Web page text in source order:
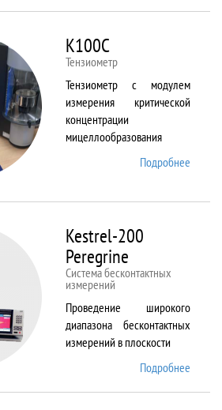
K100C
Тензиометр
Тензиометр с модулем
измерения критической
концентрации
мицеллообразования
Подробнее
Kestrel-200
Peregrine
Система бесконтактных
измерений
Проведение широкого
диапазона бесконтактных
измерений в плоскости
Подробнее